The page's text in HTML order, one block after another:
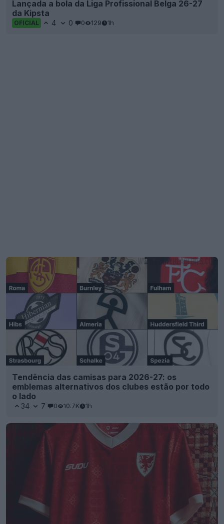
Lançada a bola da Liga Profissional Belga 26-27
da Kipsta
OFICIAL 4 0 0 129 1h
Tendência das camisas para 2026-27: os
emblemas alternativos dos clubes estão por todo
o lado
34 7 0 10.7K 1h